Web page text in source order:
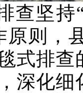
查坚
原则，
式排
深化